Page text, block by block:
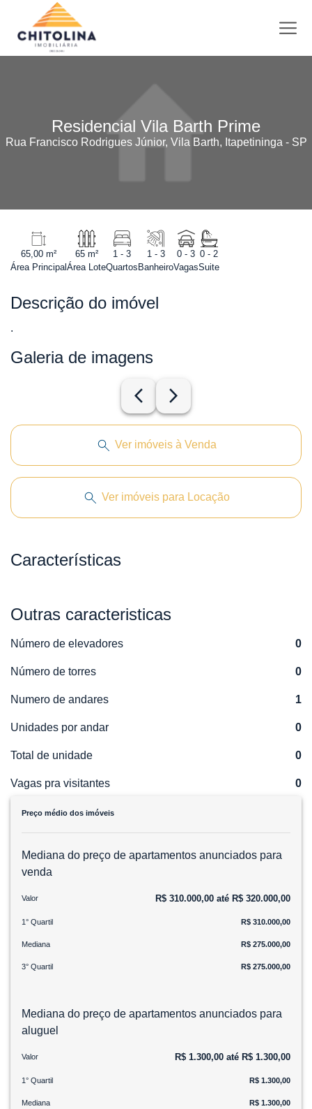
Residencial Vila Barth Prime
Rua Francisco Rodrigues Júnior, Vila Barth, Itapetininga - SP
65,00 m²
Área Principal
65 m²
Área Lote
1 - 3
Quartos
1 - 3
Banheiro
0 - 3
Vagas
0 - 2
Suite
Descrição do imóvel
.
Galeria de imagens
arrow_back_ios_new arrow_forward_ios
Ver imóveis à Venda
Ver imóveis para Locação
Características
Outras caracteristicas
Número de elevadores 0
Número de torres 0
Numero de andares 1
Unidades por andar 0
Total de unidade 0
Vagas pra visitantes 0
Preço médio dos imóveis
Mediana do preço de apartamentos anunciados para
venda
Valor R$ 310.000,00 até R$ 320.000,00
1° Quartil R$ 310.000,00
Mediana R$ 275.000,00
3° Quartil R$ 275.000,00
Mediana do preço de apartamentos anunciados para
aluguel
Valor R$ 1.300,00 até R$ 1.300,00
1° Quartil R$ 1.300,00
Mediana R$ 1.300,00